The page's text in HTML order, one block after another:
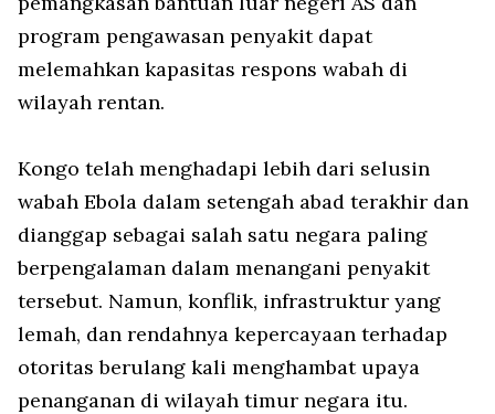
program pengawasan penyakit dapat
melemahkan kapasitas respons wabah di
wilayah rentan.
Kongo telah menghadapi lebih dari selusin
wabah Ebola dalam setengah abad terakhir dan
dianggap sebagai salah satu negara paling
berpengalaman dalam menangani penyakit
tersebut. Namun, konflik, infrastruktur yang
lemah, dan rendahnya kepercayaan terhadap
otoritas berulang kali menghambat upaya
penanganan di wilayah timur negara itu.